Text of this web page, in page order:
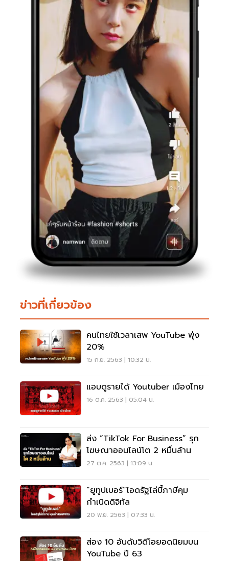
ข่าวที่เกี่ยวข้อง
คนไทยใช้เวลาเสพ YouTube พุ่ง
20%
15 ก.ย. 2563 | 10:32 น.
แอบดูรายได้ Youtuber เมืองไทย
16 ต.ค. 2563 | 05:04 น.
ส่ง “TikTok For Business” รุก
โฆษณาออนไลน์โต 2 หมื่นล้าน
27 ต.ค. 2563 | 13:09 น.
“ยูทูปเบอร์”โอดรัฐไล่บี้ภาษีคุม
กำเนิดดิจิทัล
20 พ.ย. 2563 | 07:33 น.
ส่อง 10 อันดับวิดีโอยอดนิยมบน
YouTube ปี 63